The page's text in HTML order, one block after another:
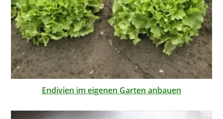
Endivien im eigenen Garten anbauen